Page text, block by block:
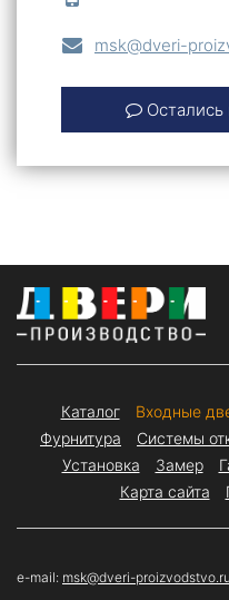
msk@dveri-
Каталог Входные
Фурнитура
Системы
Установка
Замер
Карта сайта
e-mail: msk@dveri-proizvodstvo.ru